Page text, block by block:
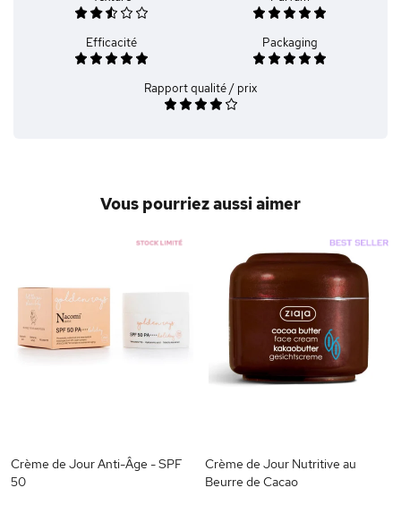
Efficacité Packaging
Rapport qualité / prix
Vous pourriez aussi aimer
Crème de Jour Anti-Âge - SPF
50
Crème de Jour Nutritive au
Beurre de Cacao